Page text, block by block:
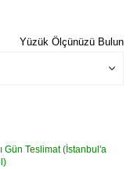
Yüzük Ölçünüzü Bulun
Gün Teslimat (İstanbul'a